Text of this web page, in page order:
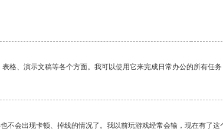
格、演示文稿等各个方面。我可以使用它来完成日常办公的所有任务
不会出现卡顿、掉线的情况了。我以前玩游戏经常会输，现在有了这